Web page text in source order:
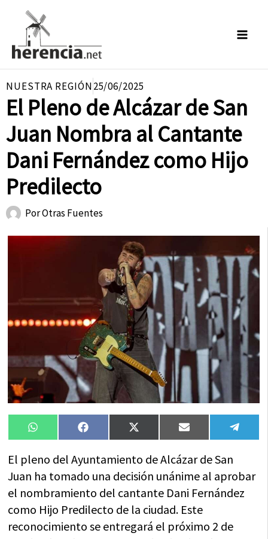
contenido
NUESTRA REGIÓN25/06/2025
El Pleno de Alcázar de San
Juan Nombra al Cantante
Dani Fernández como Hijo
Predilecto
PorOtras Fuentes
Compartir
en
WhatsAppCompartir
en
FacebookCompartir
en
X
(Twitter)
Compartir
en
Email
en
El pleno del Ayuntamiento de Alcázar de San
Juan ha tomado una decisión unánime al aprobar
el nombramiento del cantante Dani Fernández
como Hijo Predilecto de la ciudad. Este
reconocimiento se entregará el próximo 2 de